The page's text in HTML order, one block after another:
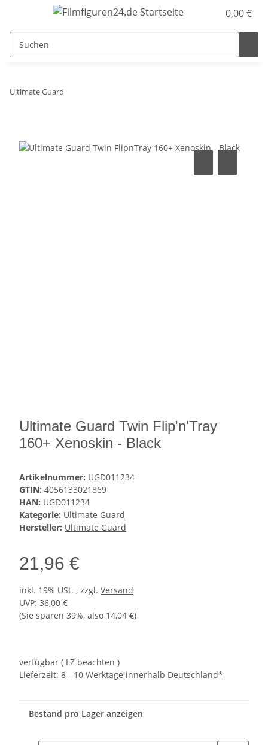
0,00 €
Ultimate Guard
Ultimate Guard Twin Flip'n'Tray
160+ Xenoskin - Black
Artikelnummer: UGD011234
GTIN: 4056133021869
HAN: UGD011234
Kategorie: Ultimate Guard
Hersteller: Ultimate Guard
21,96 €
inkl. 19% USt. , zzgl. Versand
UVP: 36,00 €
(Sie sparen 39%, also 14,04 €)
verfügbar ( LZ beachten )
Lieferzeit: 8 - 10 Werktage innerhalb Deutschland*
Bestand pro Lager anzeigen